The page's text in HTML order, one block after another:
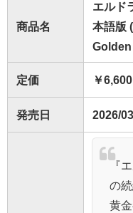
商品名
エルド
本語版
定価 ￥6,600
発売日 2026/
『
の
黄